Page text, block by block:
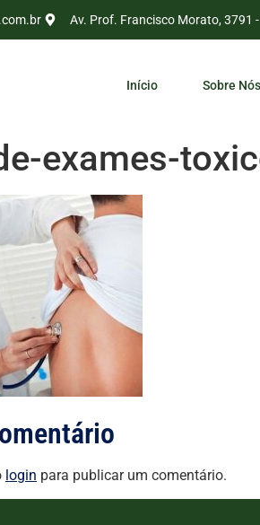
Av. Prof. Francisco Morato, 3791
Início Sobre Nós
exames-
login para publicar um comentário.